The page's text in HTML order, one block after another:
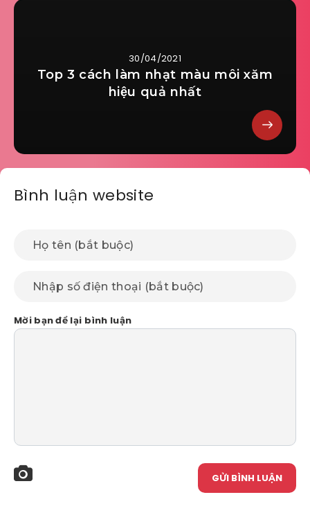
30/04/2021
Top 3 cách làm nhạt màu môi xăm
hiệu quả nhất
Bình luận website
Mời bạn để lại bình luận
GỬI BÌNH LUẬN